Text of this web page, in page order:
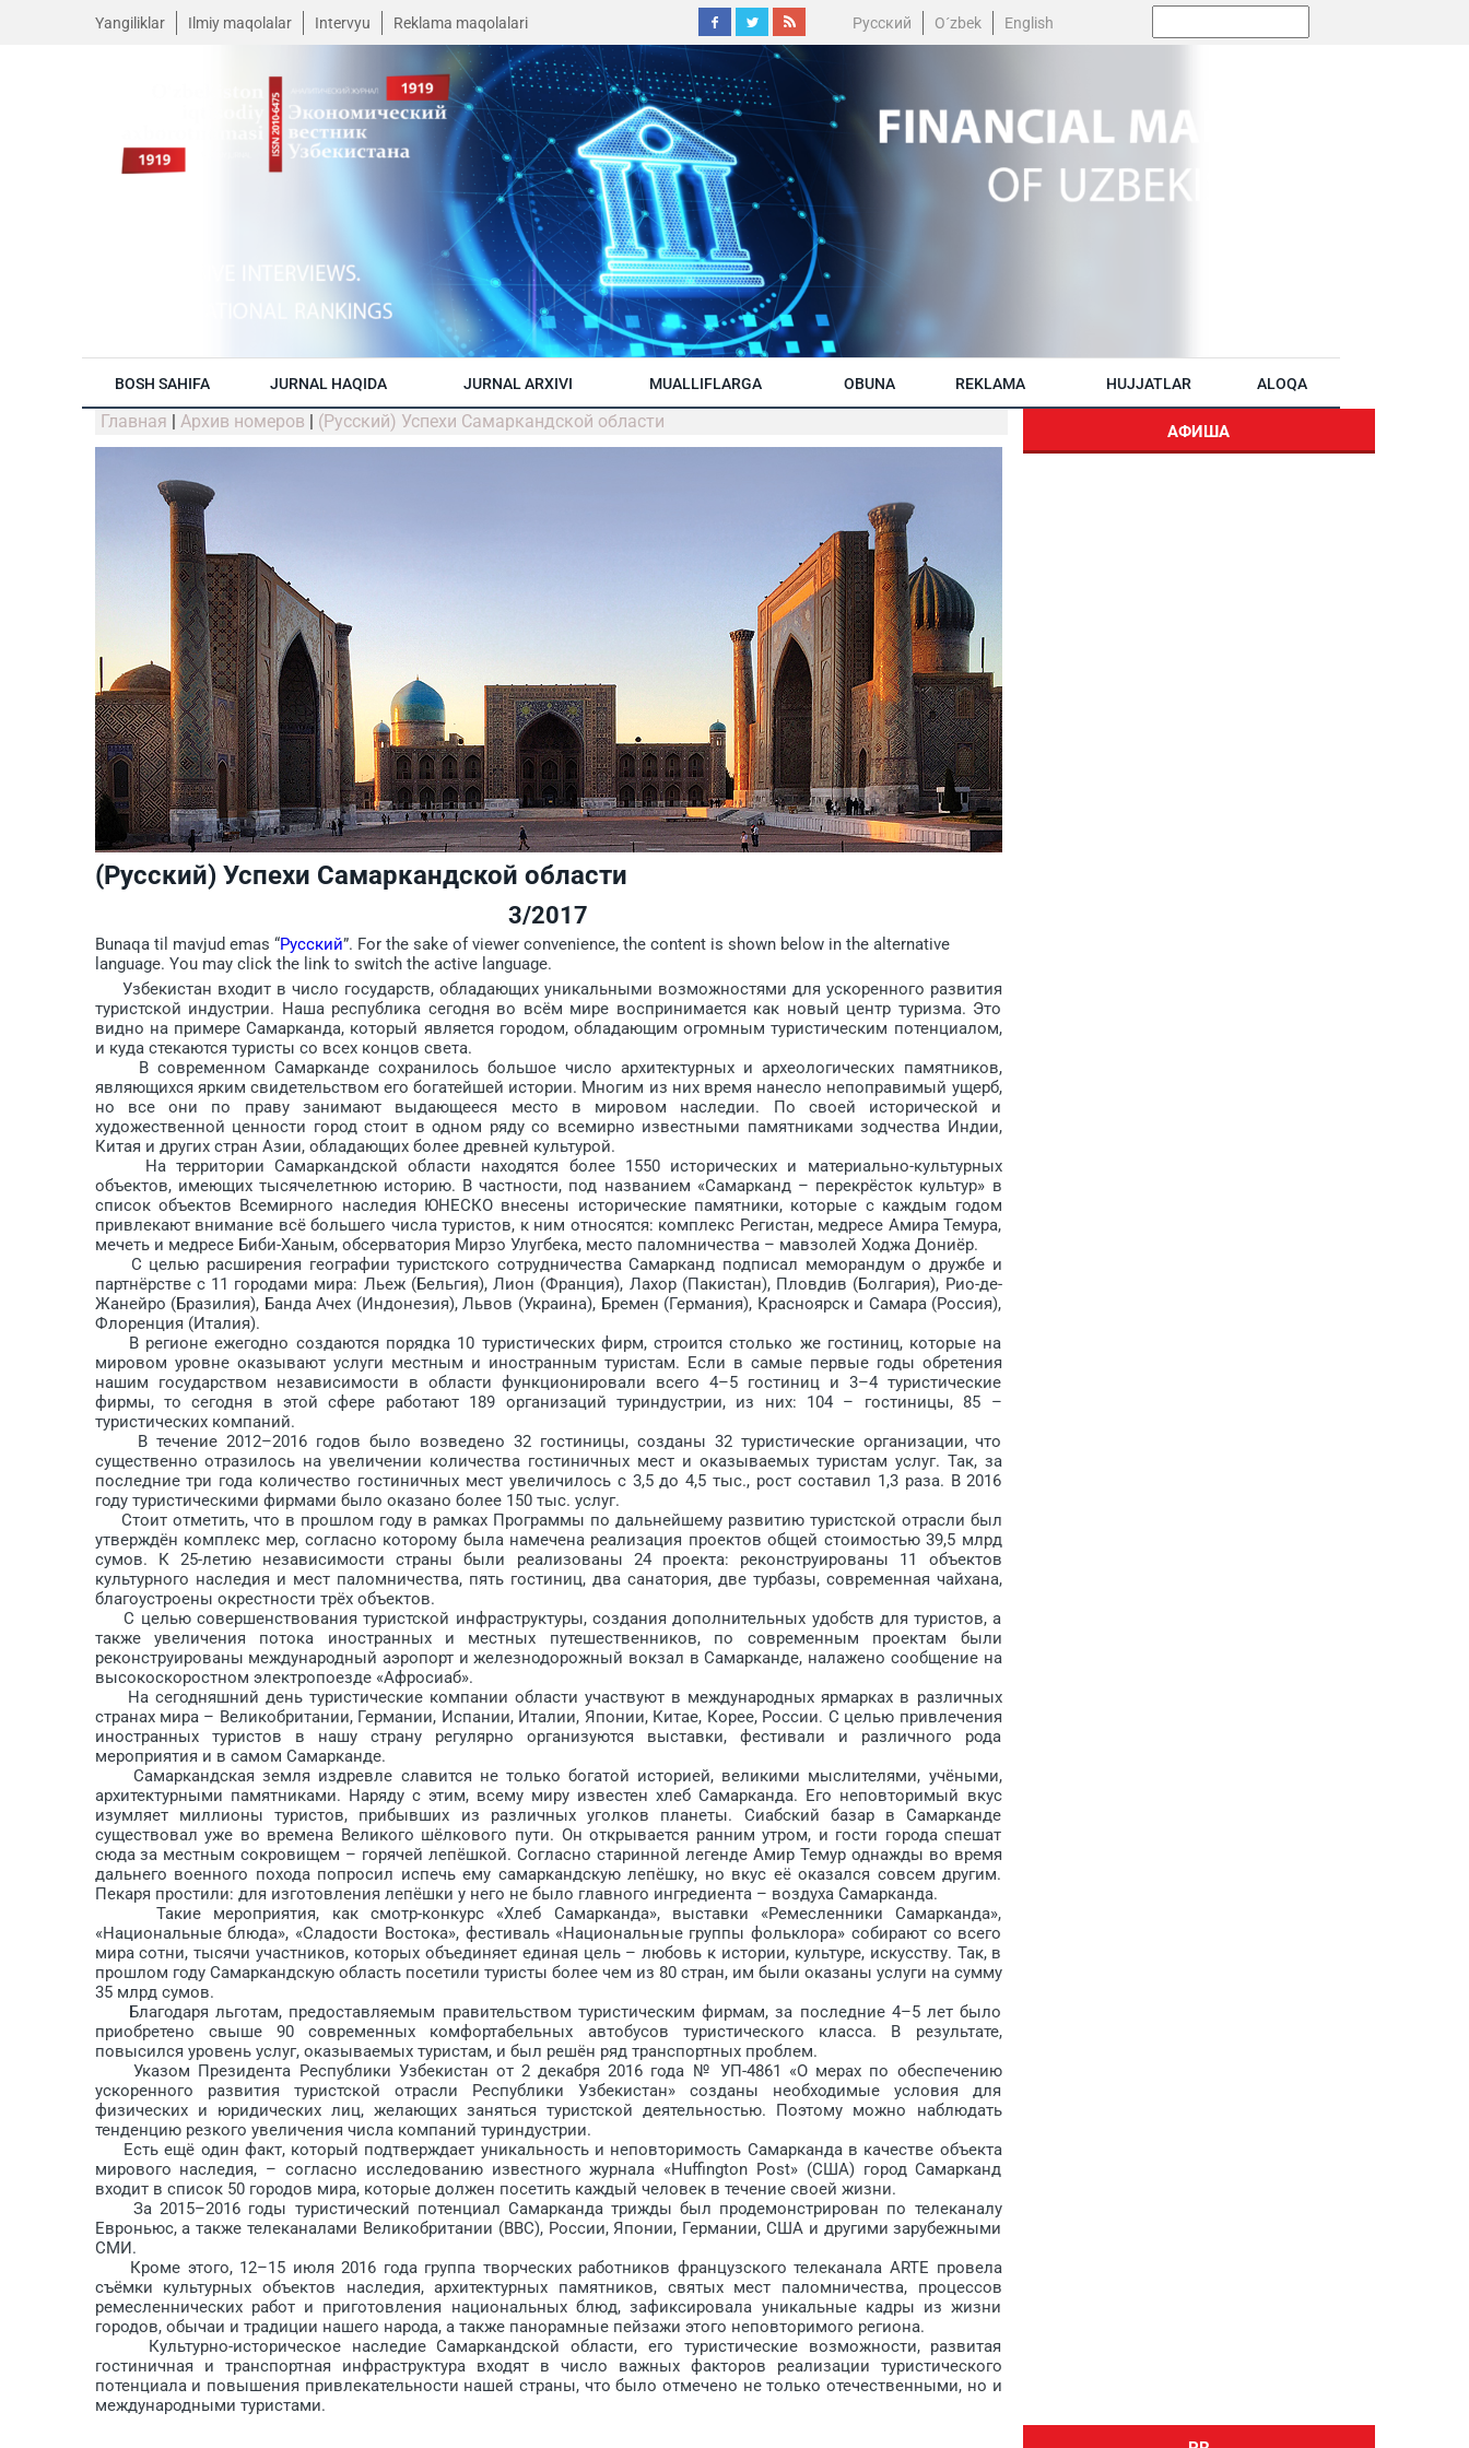
Yangiliklar Ilmiy maqolalar Intervyu Reklama maqolalari Русский O´zbek English
BOSH SAHIFA JURNAL HAQIDA JURNAL ARXIVI MUALLIFLARGA OBUNA REKLAMA HUJJATLAR ALOQA
Главная | Архив номеров | (Русский) Успехи Самаркандской области
(Русский) Успехи Самаркандской области
3/2017
Bunaqa til mavjud emas “Русский”. For the sake of viewer convenience, the content is shown below in the alternative
language. You may click the link to switch the active language.
Узбекистан входит в чис­ло государств, обладаю­щих уникальными возможностями для ускоренного развития
туристской индустрии. Наша республика сегодня во всём мире воспринимается как новый центр туризма. Это
видно на примере Самарканда, который является городом, обладающим огромным туристическим потенциалом,
и куда стекаются туристы со всех концов ­света.
В современном Самарканде сохранилось большое число архитектурных и археологических памятников,
являющихся ярким свидетельством его богатейшей истории. Многим из них время нанесло непоправимый ущерб,
но все они по праву занимают выдающееся место в мировом наследии. По своей исторической и
художественной ценности город стоит в одном ряду со всемирно известными памятниками зодчества Индии,
Китая и других стран Азии, обладающих более древней культурой.
На территории Самаркандской области находятся более 1550 исторических и материально-культурных
объектов, имеющих тысячелетнюю историю. В частности, под названием «Самарканд – перекрёсток культур» в
список объектов Всемирного наследия ЮНЕСКО внесены исторические памятники, которые с каждым годом
привлекают внимание всё боль­шего числа туристов, к ним относятся: комплекс Регистан, медресе Амира Темура,
мечеть и медресе Биби-Ханым, обсерватория Мирзо Улугбека, место паломничества – мавзолей Ходжа Дониёр.
С целью расширения географии туристского сотрудничества Самарканд подписал меморандум о дружбе и
партнёрстве с 11 городами мира: Льеж (Бельгия), Лион (Франция), Лахор (Пакистан), Пловдив (Болгария), Рио-де-
Жанейро (Бразилия), Банда Ачех (Индонезия), Львов (Украина), Бремен (Германия), Красноярск и Самара (Россия),
Флоренция (Италия).
В регионе ежегодно создаются порядка 10 туристических фирм, стро­ится столько же гостиниц, которые на
мировом уровне оказывают услуги местным и иностранным туристам. Если в самые первые годы обретения
нашим государством независимости в области функционировали всего 4–5 гостиниц и 3–4 туристические
фирмы, то сегодня в этой сфере работают 189 организаций туриндустрии, из них: 104 – гостиницы, 85 –
туристических компаний.
В течение 2012–2016 годов было возведено 32 гостиницы, созданы 32 туристические организации, что
существенно отразилось на увеличении количества гостиничных мест и оказываемых туристам услуг. Так, за
последние три года количество гостиничных мест увеличилось с 3,5 до 4,5 тыс., рост составил 1,3 раза. В 2016
году туристическими фирмами было оказано более 150 тыс. услуг.
Стоит отметить, что в прошлом году в рамках Программы по дальнейшему развитию туристской отрасли был
утверждён комплекс мер, согласно которому была намечена реализация проектов общей стоимостью 39,5 млрд
сумов. К 25-летию независимости страны были реали­зованы 24 проекта: реконструирова­ны 11 объектов
культурного наследия и мест паломничества, пять гостиниц, два санатория, две турбазы, современная чайхана,
благоустроены окрестности трёх объектов.
С целью совершенствования туристской инфраструктуры, создания дополнительных удобств для туристов, а
также увеличения потока иностранных и местных путешественников, по современным проектам были
реконструированы международный аэропорт и железнодорожный вокзал в Самарканде, налажено сообщение на
высокоскоростном электропоезде «Афросиаб».
На сегодняшний день туристические компании области участвуют в международных ярмарках в различных
странах мира – Великобритании, Германии, Испании, Италии, Японии, Китае, Корее, России. С целью привлечения
иностранных туристов в на­шу страну регулярно организуются выставки, фестивали и различного рода
мероприятия и в самом Самарканде.
Самаркандская земля издревле славится не только богатой историей, великими мыслителями, учёными,
архитектурными памятниками. Наряду с этим, всему миру известен хлеб Самарканда. Его неповторимый вкус
изумляет миллионы туристов, прибывших из различных уголков планеты. Сиабский базар в Самарканде
существовал уже во времена Великого шёлкового пути. Он открывается ранним утром, и гости города спешат
сюда за местным сокровищем – горячей лепёшкой. Согласно старинной легенде Амир Темур однажды во время
дальнего военного похода попросил испечь ему самаркандскую лепёшку, но вкус её оказался совсем другим.
Пекаря простили: для изготовления лепёшки у него не было главного ингредиента – воздуха Самарканда.
Такие мероприятия, как смотр-конкурс «Хлеб Самарканда», выставки «Ремесленники Самарканда»,
«Национальные блюда», «Сладости Востока», фестиваль «Национальные группы фольклора» собирают со всего
мира сотни, тысячи участников, которых объединяет единая цель – любовь к истории, культуре, искусству. Так, в
прошлом году Самаркандскую область посетили туристы более чем из 80 стран, им были оказаны услуги на сумму
35 млрд сумов.
Благодаря льготам, предоставляемым правительством туристическим фирмам, за последние 4–5 лет было
приобретено свыше 90 современных комфортабельных автобусов турис­тического класса. В результате,
повысился уровень услуг, оказываемых туристам, и был решён ряд транспорт­ных ­проблем.
Указом Президента Республики Узбекистан от 2 декабря 2016 года № УП-4861 «О мерах по обеспечению
ускоренного развития туристской отрасли Республики Узбекистан» созданы необходимые условия для
физических и юридических лиц, желающих заняться туристской дея­тельностью. Поэтому можно наблюдать
тенденцию резкого увеличения числа компаний туриндустрии.
Есть ещё один факт, который подтверждает уникальность и неповторимость Самарканда в качестве объ­екта
мирового наследия, – согласно исследованию известного журнала «Huffington Post» (США) город Самарканд
входит в список 50 городов мира, которые должен посетить каждый человек в течение своей жизни.
За 2015–2016 годы туристический потенциал Самарканда трижды был продемонстрирован по телеканалу
Евроньюс, а также телеканалами Великобритании (ВВС), России, Японии, Германии, США и другими зарубежными
СМИ.
Кроме этого, 12–15 июля 2016 года группа творческих работников французского телеканала ARTE провела
съёмки культурных объектов наследия, архитектурных памятников, святых мест паломничества, процессов
ремесленнических работ и приготовления национальных блюд, зафиксировала уникальные кадры из жизни
городов, обычаи и традиции нашего народа, а также панорамные пейзажи этого неповторимого ре­гиона.
Культурно-историческое наследие Самаркандской области, его туристические возможности, развитая
гостиничная и транспортная инфраструктура входят в число важных факторов реализации туристического
потенциала и повышения привлекательности нашей страны, что было отмечено не только отечественными, но и
международными турис­тами.
АФИША